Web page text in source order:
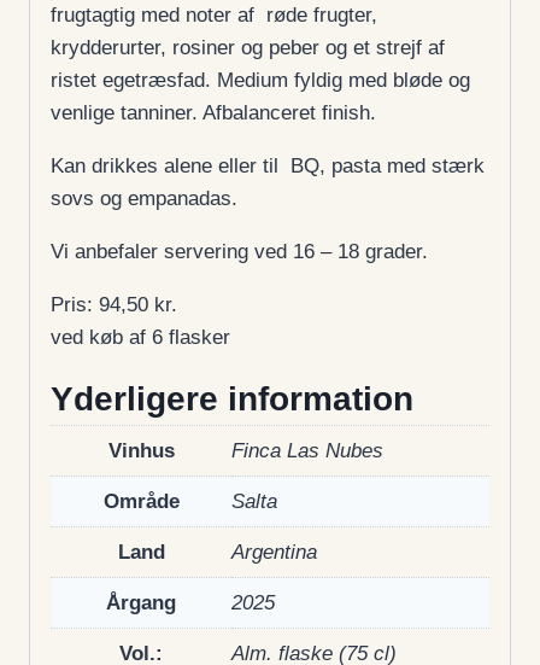
frugtagtig med noter af røde frugter,
krydderurter, rosiner og peber og et strejf af
ristet egetræsfad. Medium fyldig med bløde og
venlige tanniner. Afbalanceret finish.
Kan drikkes alene eller til BQ, pasta med stærk
sovs og empanadas.
Vi anbefaler servering ved 16 – 18 grader.
Pris: 94,50 kr.
ved køb af 6 flasker
Yderligere information
Vinhus Finca Las Nubes
Område Salta
Land Argentina
Årgang 2025
Vol.: Alm. flaske (75 cl)